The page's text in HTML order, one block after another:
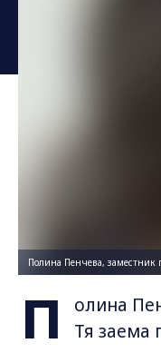
Полина Пенчева, заместник
П
олина
Тя заема